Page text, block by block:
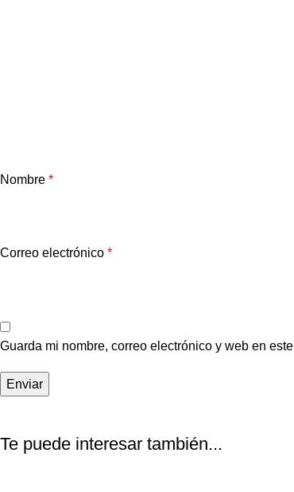
Nombre *
Correo electrónico *
Guarda mi nombre, correo electrónico y web en
Te puede interesar también...